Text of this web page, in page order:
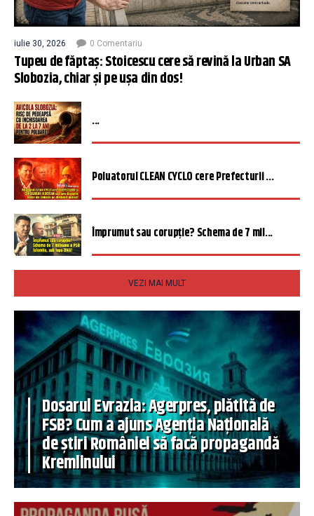
iulie 30, 2026 0 Comentariu
Tupeu de făptaș: Stoicescu cere să revină la Urban SA
Slobozia, chiar și pe ușa din dos!
...
Poluatorul CLEAN CYCLO cere Prefecturii ...
Împrumut sau corupție? Schema de 7 mil...
VEZI MAI MULT
Dosarul Evrazia: Agerpres, plătită de
FSB? Cum a ajuns Agenția Națională
de știri României să facă propagandă
Kremlinului